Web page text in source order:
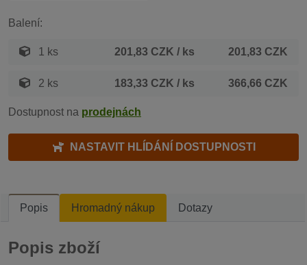
Balení:
1 ks 201,83 CZK / ks 201,83 CZK
2 ks 183,33 CZK / ks 366,66 CZK
Dostupnost na prodejnách
NASTAVIT HLÍDÁNÍ DOSTUPNOSTI
Popis Hromadný nákup Dotazy
Popis zboží